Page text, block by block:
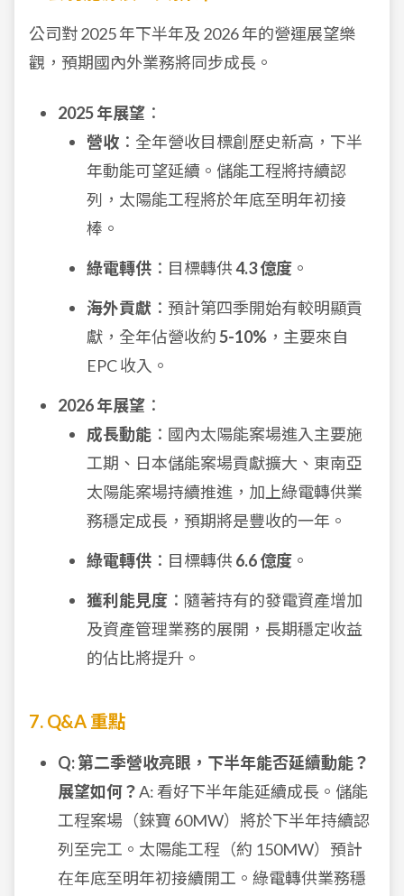
公司對 2025 年下半年及 2026 年的營運展望樂
觀，預期國內外業務將同步成長。
2025 年展望 ：
營收 ：全年營收目標創歷史新高，下半
年動能可望延續。儲能工程將持續認
列，太陽能工程將於年底至明年初接
棒。
綠電轉供 ：目標轉供4.3 億度 。
海外貢獻 ：預計第四季開始有較明顯貢
獻，全年佔營收約5-10% ，主要來自
EPC 收入。
2026 年展望 ：
成長動能 ：國內太陽能案場進入主要施
工期、日本儲能案場貢獻擴大、東南亞
太陽能案場持續推進，加上綠電轉供業
務穩定成長，預期將是豐收的一年。
綠電轉供 ：目標轉供 6.6 億度 。
獲利能見度 ：隨著持有的發電資產增加
及資產管理業務的展開，長期穩定收益
的佔比將提升。
7. Q&A 重點
Q: 第二季營收亮眼，下半年能否延續動能？
展望如何？A: 看好下半年能延續成長。儲能
工程案場（錸寶 60MW）將於下半年持續認
列至完工。太陽能工程（約 150MW）預計
在年底至明年初接續開工。綠電轉供業務穩